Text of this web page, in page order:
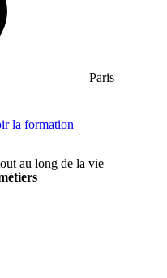
Paris
la formation
au long de la vie